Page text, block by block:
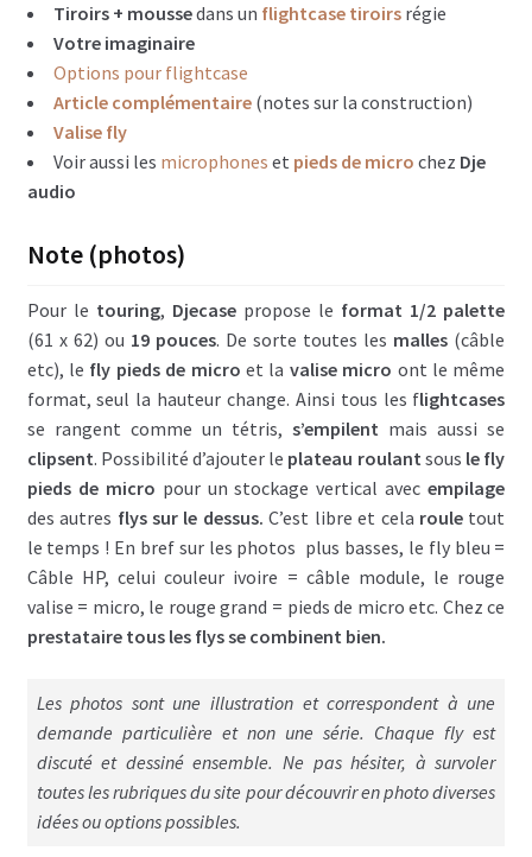
Spécial valises outillage, Tools box
Flightcase type Baggage à main
Flightcase type diable
Flightcases maquillage, coiffure, costumier
Mobilier style flightcase
Flightcases Vidéo projecteur
Remorque flightcase
Options flighcase Dje case (illustrations)
A – Matière & finition
B – Ouvertures flightcases
C – Poignées flightcases
E – Roulettes
F – Mousse de protection et / ou calage
Tiroirs + moussedans un flightcase tiroirs régie
Votre imaginaire
Options pour flightcase
Article complémentaire (notes sur la construction)
Valise fly
Voir aussi les microphones et pieds de micro chez Dje
audio
Note (photos)
Pour le touring, Djecasepropose le format 1/2 palette
(61 x 62) ou 19 pouces. De sorte toutes les malles (câble
etc), le fly pieds de micro et la valise micro ont le même
format, seul la hauteur change. Ainsi tous les flightcases
se rangent comme un tétris,s’empilent mais aussi se
clipsent. Possibilité d’ajouter le plateau roulant sous le fly
pieds de micro pour un stockage vertical avecempilage
des autres flys sur le dessus. C’est libre et cela roule tout
le temps ! En bref sur les photos plus basses, le fly bleu =
Câble HP, celui couleur ivoire = câble module, le rouge
valise = micro, le rouge grand = pieds de micro etc. Chez ce
prestataire tous les flys se combinent bien.
Les photos sont une illustration et correspondent à une
demande particulière et non une série. Chaque fly est
discuté et dessiné ensemble. Ne pas hésiter, à survoler
toutes les rubriques du site pour découvrir en photo diverses
idées ou options possibles.